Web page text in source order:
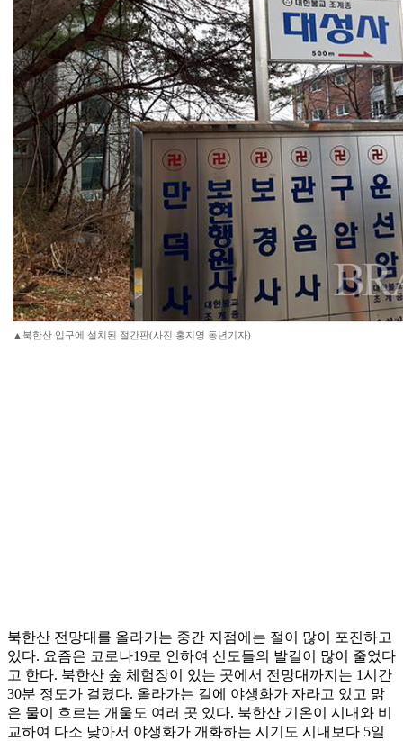
▲북한산 입구에 설치된 절간판(사진 홍지영 동년기자)
북한산 전망대를 올라가는 중간 지점에는 절이 많이 포진하고
있다. 요즘은 코로나19로 인하여 신도들의 발길이 많이 줄었다
고 한다. 북한산 숲 체험장이 있는 곳에서 전망대까지는 1시간
30분 정도가 걸렸다. 올라가는 길에 야생화가 자라고 있고 맑
은 물이 흐르는 개울도 여러 곳 있다. 북한산 기온이 시내와 비
교하여 다소 낮아서 야생화가 개화하는 시기도 시내보다 5일